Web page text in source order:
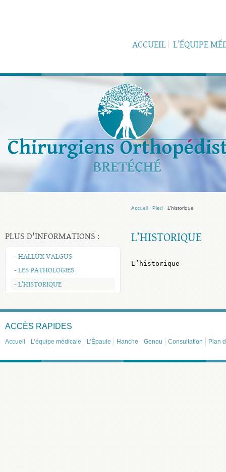
ACCUEIL L’ÉQUIPE
PLUS D'INFORMATIONS :
- HALLUX VALGUS
- LES PATHOLOGIES
- L’HISTORIQUE
Accueil Pied L’historique
L’HISTORIQUE
L’historique
ACCÈS RAPIDES
Accueil L’équipe médicale L’Épaule Hanche Genou Consultation Plan